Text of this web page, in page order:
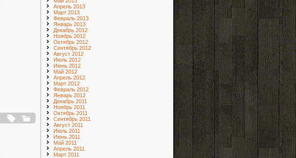
Апрель 2013
Март 2013
Февраль 2013
Январь 2013
Декабрь 2012
Ноябрь 2012
Октябрь 2012
Сентябрь 2012
Август 2012
Июль 2012
Июнь 2012
Май 2012
Апрель 2012
Март 2012
Февраль 2012
Январь 2012
Декабрь 2011
Ноябрь 2011
Октябрь 2011
Сентябрь 2011
Август 2011
Июль 2011
Июнь 2011
Май 2011
Апрель 2011
Март 2011